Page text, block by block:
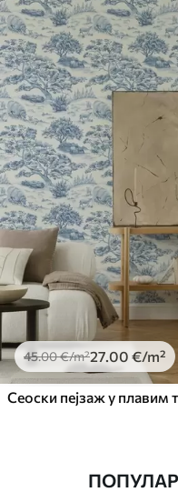
45.00€/m²27.00 €/m²